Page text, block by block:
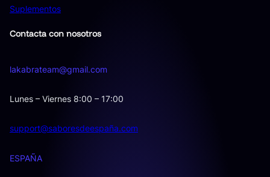
Suplementos
Contacta con nosotros
lakabrateam@gmail.com
Lunes – Viernes 8:00 – 17:00
support@saboresdeespaña.com
ESPAÑA